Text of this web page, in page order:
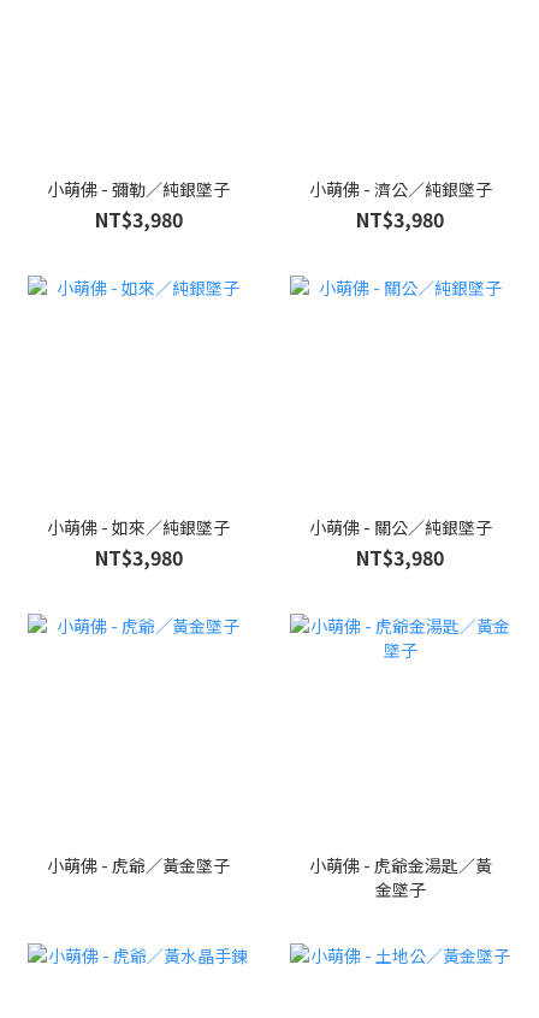
小萌佛 - 彌勒／純銀墜子
NT$3,980
小萌佛 - 濟公／純銀墜子
NT$3,980
小萌佛 - 如來／純銀墜子
NT$3,980
小萌佛 - 關公／純銀墜子
NT$3,980
小萌佛 - 虎爺／黃金墜子
小萌佛 - 虎爺金湯匙／黃
金墜子